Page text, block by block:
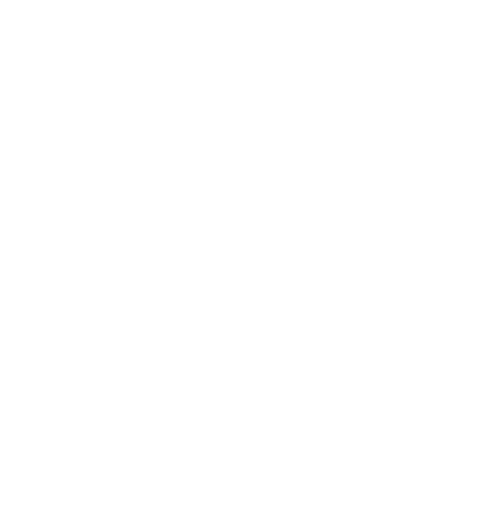
stiker undangan pernikahan murah online 24 jam